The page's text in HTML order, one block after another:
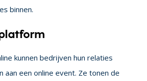
binnen.
kunnen bedrijven hun relaties
aan een online event. Ze tonen de